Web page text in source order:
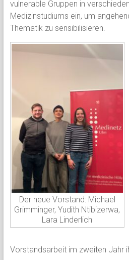
vulnerable Gruppen in
Medizinstudiums ein, um
Thematik zu sensibilisieren.
Der neue Vorstand: Michael
Grimminger, Yudith Ntibizerwa,
Lara Linderlich
Vorstandsarbeit im zweiten Jahr